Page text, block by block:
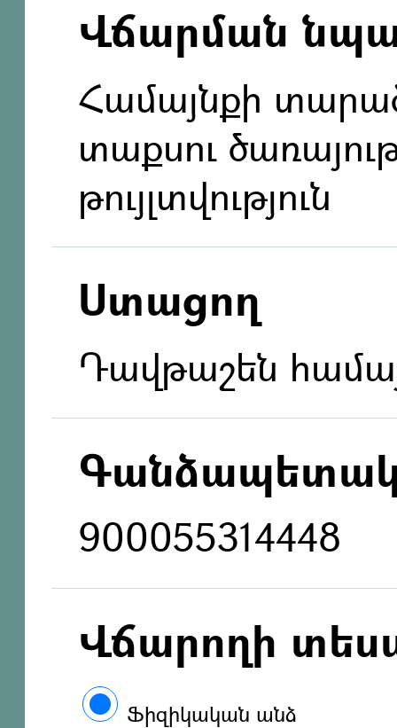
Վճարման
Համայնքի
տաքսու
թույլտվություն
Ստացող
Դավթաշեն
900055314448
Վճարողի
Ֆիզիկական անձ